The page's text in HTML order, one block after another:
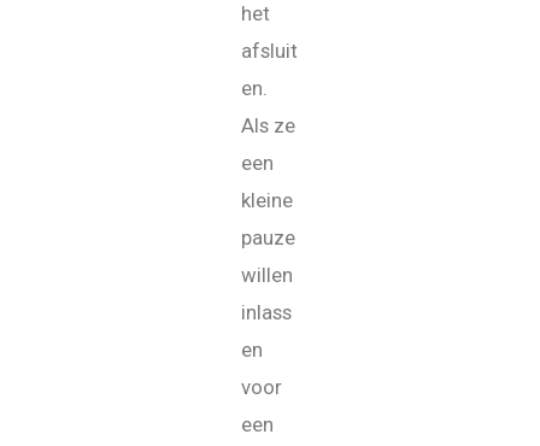
het
afsluit
en.
Als ze
een
kleine
pauze
willen
inlass
en
voor
een